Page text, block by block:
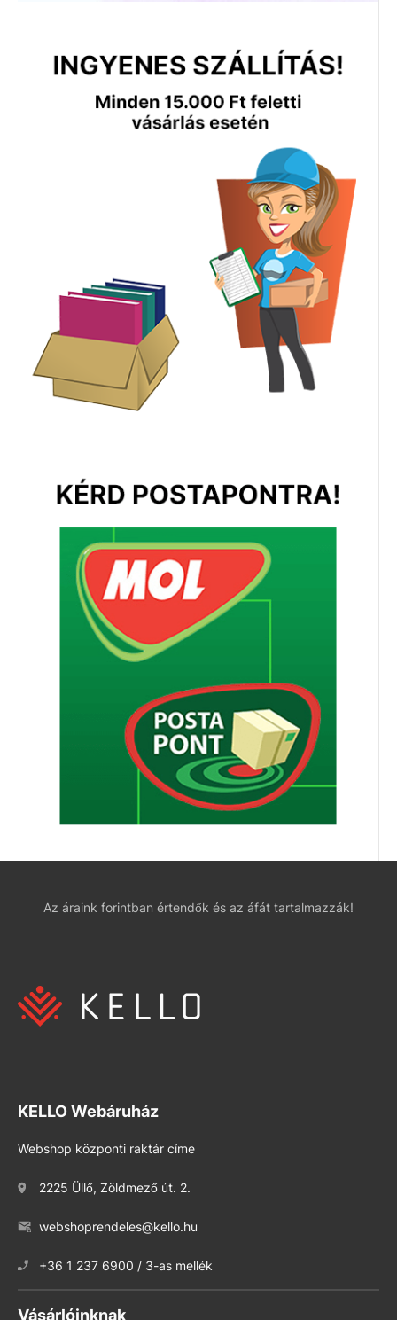
Az áraink forintban értendők és az áfát tartalmazzák!
KELLO Webáruház
Webshop központi raktár címe
2225 Üllő, Zöldmező út. 2.
webshoprendeles@kello.hu
+36 1 237 6900 / 3-as mellék
Vásárlóinknak